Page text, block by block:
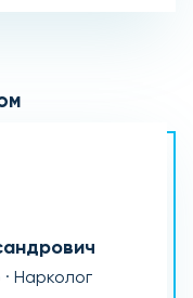
· Нарколог